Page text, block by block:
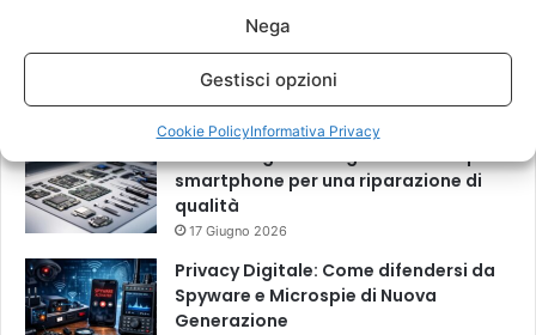
Nega
Gestisci opzioni
Cookie PolicyInformativa Privacy
Più visitati
Come scegliere i migliori ricambi per
smartphone per una riparazione di
qualità
17 Giugno 2026
Privacy Digitale: Come difendersi da
Spyware e Microspie di Nuova
Generazione